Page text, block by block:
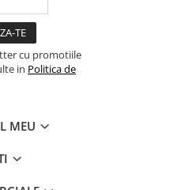
cu promotiile
in Politica de
MEU